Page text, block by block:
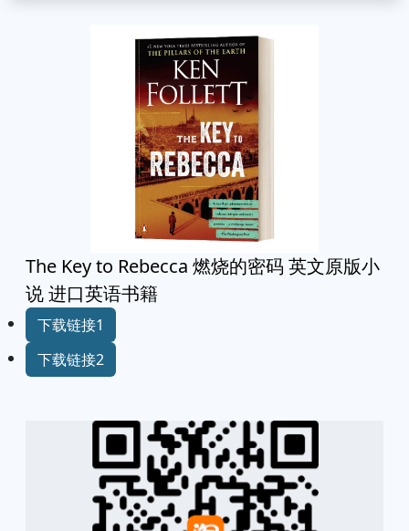
The Key to Rebecca 燃烧的密码 英文原版小
说 进口英语书籍
下载链接1
下载链接2